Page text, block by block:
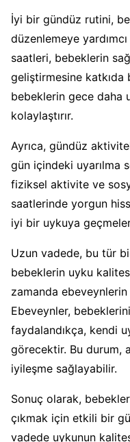
İyi bir gündüz rutini,
düzenlemeye
saatleri, bebeklerin
geliştirmesine katkıda
bebeklerin gece daha
kolaylaştırır.
Ayrıca, gündüz
gün içindeki uyarılma
fiziksel aktivite ve
saatlerinde yorgun
iyi bir uykuya
Uzun vadede, bu tür
bebeklerin uyku
zamanda
Ebeveynler,
faydalandıkça, kendi
görecektir. Bu durum,
iyileşme sağlayabilir.
Sonuç olarak,
çıkmak için etkili bir
vadede uykunun